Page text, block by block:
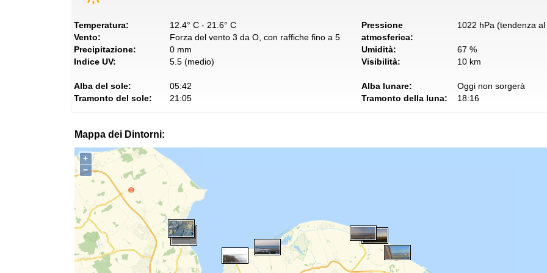
Temperatura:
12.4° C - 21.6° C
Vento:
Forza del vento 3 da O, con raffiche fino a 5
Precipitazione:
0 mm
Indice UV:
5.5 (medio)
Pressione
atmosferica:
1022 hPa (tendenza
Umidità:
67 %
Visibilità:
10 km
Alba del sole:
05:42
Tramonto del sole:
21:05
Alba lunare:
Oggi non sorgerà
Tramonto della luna:
18:16
Mappa dei Dintorni:
+
−